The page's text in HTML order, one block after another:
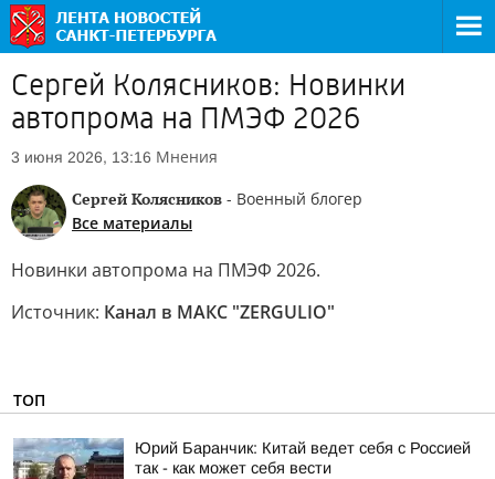
Сергей Колясников: Новинки
автопрома на ПМЭФ 2026
3 июня 2026, 13:16 Мнения
Сергей Колясников - Военный блогер
Все материалы
Новинки автопрома на ПМЭФ 2026.
Источник: Канал в МАКС "ZERGULIO"
ТОП
Юрий Баранчик: Китай ведет себя с Россией
так - как может себя вести